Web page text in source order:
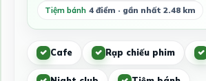
Tiệm bánh 4 điểm · gần nhất 2.48 km
Cafe Rạp chiếu phim